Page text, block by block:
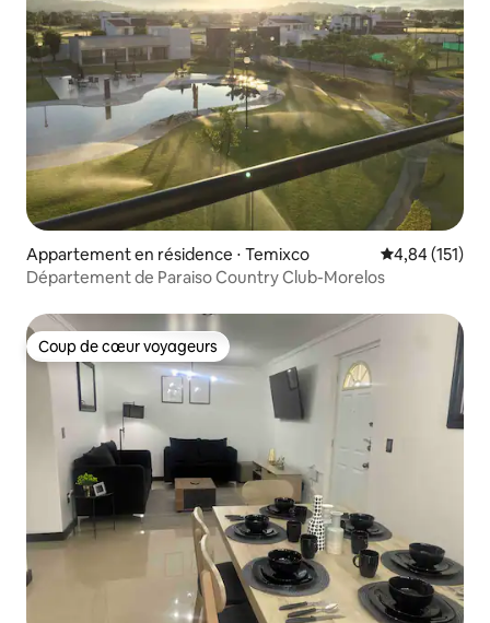
Appartement en résidence ⋅ Temixco Évaluation
4,84 (151)
Département de Paraiso Country Club-Morelos
Coup de cœur voyageurs
Coup de cœur voyageurs